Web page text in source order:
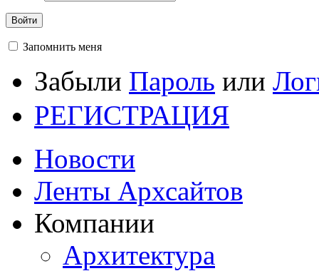
Войти
Запомнить меня
Забыли Пароль или
РЕГИСТРАЦИЯ
Новости
Ленты Архсайтов
Компании
Архитектура